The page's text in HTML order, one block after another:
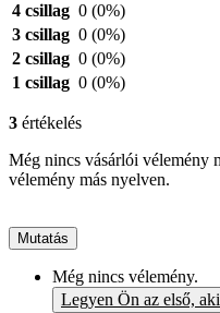
4 csillag 0 (0%)
3 csillag 0 (0%)
2 csillag 0 (0%)
1 csillag 0 (0%)
3 értékelés
Még nincs vásárlói vélemény
vélemény más nyelven.
Mutatás
Még nincs vélemény.
Legyen Ön az első,